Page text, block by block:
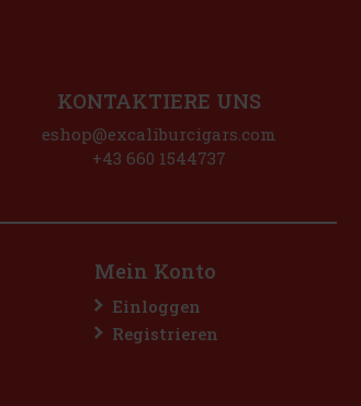
KONTAKTIERE UNS
eshop@excaliburcigars.com
+43 660 1544737
Mein Konto
Einloggen
Registrieren